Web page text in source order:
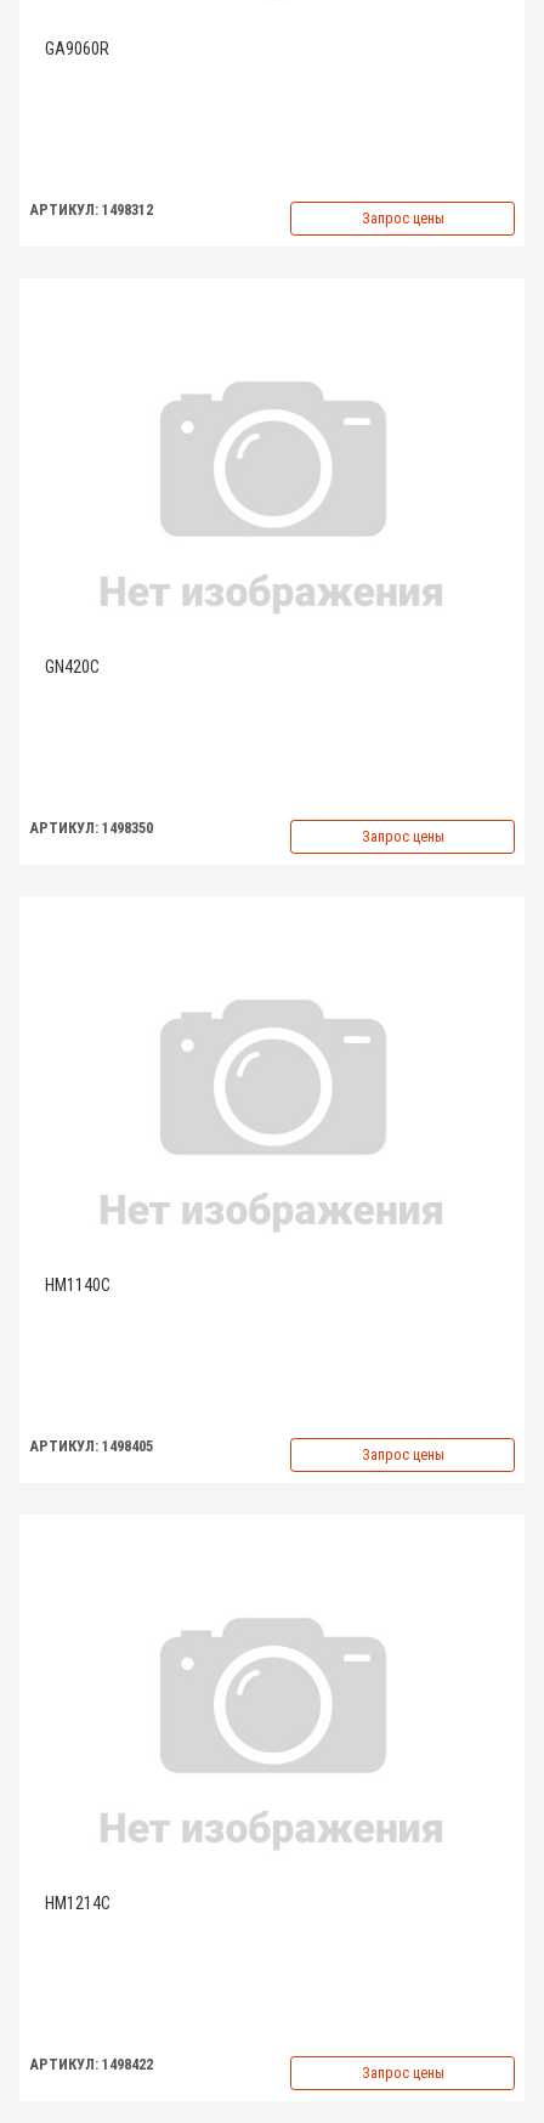
GA9060R
АРТИКУЛ: 1498312 Запрос цены
GN420C
АРТИКУЛ: 1498350 Запрос цены
HM1140C
АРТИКУЛ: 1498405 Запрос цены
HM1214C
АРТИКУЛ: 1498422 Запрос цены